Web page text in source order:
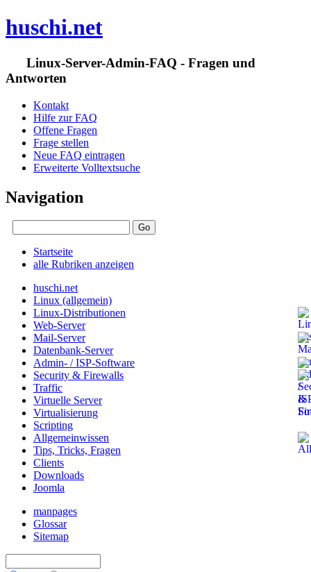
huschi.net
Linux-Server-Admin-FAQ - Fragen und
Antworten
Kontakt
Hilfe zur FAQ
Offene Fragen
Frage stellen
Neue FAQ eintragen
Erweiterte Volltextsuche
Navigation
Startseite
alle Rubriken anzeigen
huschi.net
Linux (allgemein)
Linux-Distributionen
Web-Server
Mail-Server
Datenbank-Server
Admin- / ISP-Software
Security & Firewalls
Traffic
Virtuelle Server
Virtualisierung
Scripting
Allgemeinwissen
Tips, Tricks, Fragen
Clients
Downloads
Joomla
manpages
Glossar
Sitemap